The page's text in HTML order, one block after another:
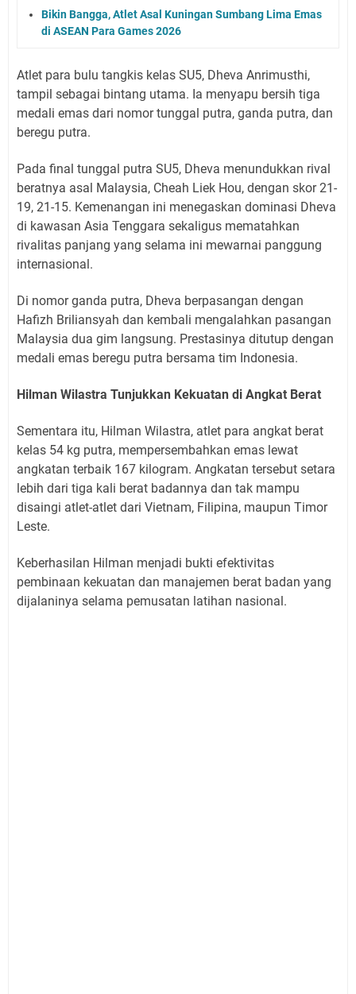
Bikin Bangga, Atlet Asal Kuningan Sumbang Lima Emas
di ASEAN Para Games 2026
Atlet para bulu tangkis kelas SU5, Dheva Anrimusthi,
tampil sebagai bintang utama. Ia menyapu bersih tiga
medali emas dari nomor tunggal putra, ganda putra, dan
beregu putra.
Pada final tunggal putra SU5, Dheva menundukkan rival
beratnya asal Malaysia, Cheah Liek Hou, dengan skor 21-
19, 21-15. Kemenangan ini menegaskan dominasi Dheva
di kawasan Asia Tenggara sekaligus mematahkan
rivalitas panjang yang selama ini mewarnai panggung
internasional.
Di nomor ganda putra, Dheva berpasangan dengan
Hafizh Briliansyah dan kembali mengalahkan pasangan
Malaysia dua gim langsung. Prestasinya ditutup dengan
medali emas beregu putra bersama tim Indonesia.
Hilman Wilastra Tunjukkan Kekuatan di Angkat Berat
Sementara itu, Hilman Wilastra, atlet para angkat berat
kelas 54 kg putra, mempersembahkan emas lewat
angkatan terbaik 167 kilogram. Angkatan tersebut setara
lebih dari tiga kali berat badannya dan tak mampu
disaingi atlet-atlet dari Vietnam, Filipina, maupun Timor
Leste.
Keberhasilan Hilman menjadi bukti efektivitas
pembinaan kekuatan dan manajemen berat badan yang
dijalaninya selama pemusatan latihan nasional.